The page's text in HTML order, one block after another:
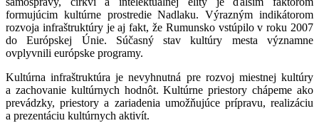
formujúcim kultúrne prostredie Nadlaku. Výrazným indikátorom
rozvoja infraštruktúry je aj fakt, že Rumunsko vstúpilo v roku 2007
do Európskej Únie. Súčasný stav kultúry mesta významne
ovplyvnili európske programy.
Kultúrna infraštruktúra je nevyhnutná pre rozvoj miestnej kultúry
a zachovanie kultúrnych hodnôt. Kultúrne priestory chápeme ako
prevádzky, priestory a zariadenia umožňujúce prípravu, realizáciu
a prezentáciu kultúrnych aktivít.